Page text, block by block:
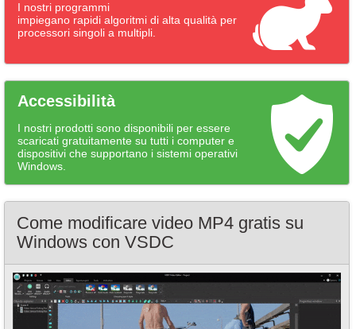
I nostri programmi
impiegano rapidi algoritmi di alta qualità per
processori singoli a multipli.
Accessibilità
I nostri prodotti sono disponibili per essere
scaricati gratuitamente su tutti i computer e
dispositivi che supportano i sistemi operativi
Windows.
Come modificare video MP4 gratis su
Windows con VSDC